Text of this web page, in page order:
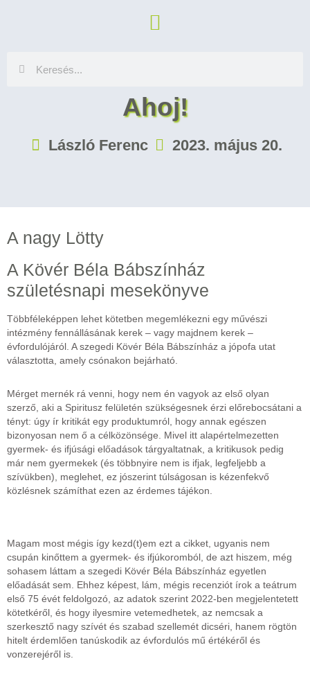
Ahoj!
László Ferenc 2023. május 20.
A nagy Lötty
A Kövér Béla Bábszínház
születésnapi mesekönyve
Többféleképpen lehet kötetben megemlékezni egy művészi
intézmény fennállásának kerek – vagy majdnem kerek –
évfordulójáról. A szegedi Kövér Béla Bábszínház a jópofa utat
választotta, amely csónakon bejárható.
Mérget mernék rá venni, hogy nem én vagyok az első olyan
szerző, aki a Spiritusz felületén szükségesnek érzi előrebocsátani a
tényt: úgy ír kritikát egy produktumról, hogy annak egészen
bizonyosan nem ő a célközönsége. Mivel itt alapértelmezetten
gyermek- és ifjúsági előadások tárgyaltatnak, a kritikusok pedig
már nem gyermekek (és többnyire nem is ifjak, legfeljebb a
szívükben), meglehet, ez jószerint túlságosan is kézenfekvő
közlésnek számíthat ezen az érdemes tájékon.
Magam most mégis így kezd(t)em ezt a cikket, ugyanis nem
csupán kinőttem a gyermek- és ifjúkoromból, de azt hiszem, még
sohasem láttam a szegedi Kövér Béla Bábszínház egyetlen
előadását sem. Ehhez képest, lám, mégis recenziót írok a teátrum
első 75 évét feldolgozó, az adatok szerint 2022-ben megjelentetett
kötetkéről, és hogy ilyesmire vetemedhetek, az nemcsak a
szerkesztő nagy szívét és szabad szellemét dicséri, hanem rögtön
hitelt érdemlően tanúskodik az évfordulós mű értékéről és
vonzerejéről is.